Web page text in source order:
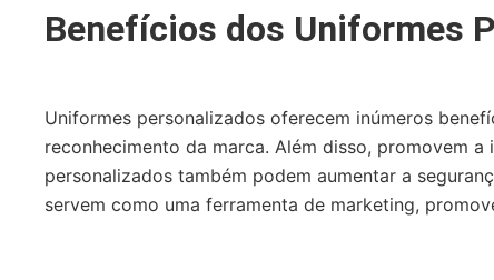
Benefícios dos Uniformes
Uniformes personalizados oferecem inúmeros
reconhecimento da marca. Além disso, promovem
personalizados também podem aumentar a
servem como uma ferramenta de marketing,